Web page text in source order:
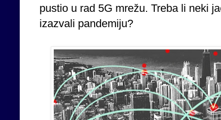
pustio u rad 5G mrežu. Treba li neki
izazvali pandemiju?